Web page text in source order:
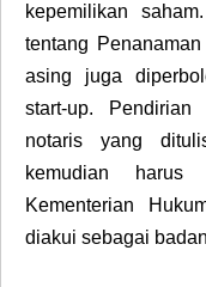
kepemilikan
tentang
asing juga
start-up.
notaris yang
kemudian harus
Kementerian
diakui sebagai